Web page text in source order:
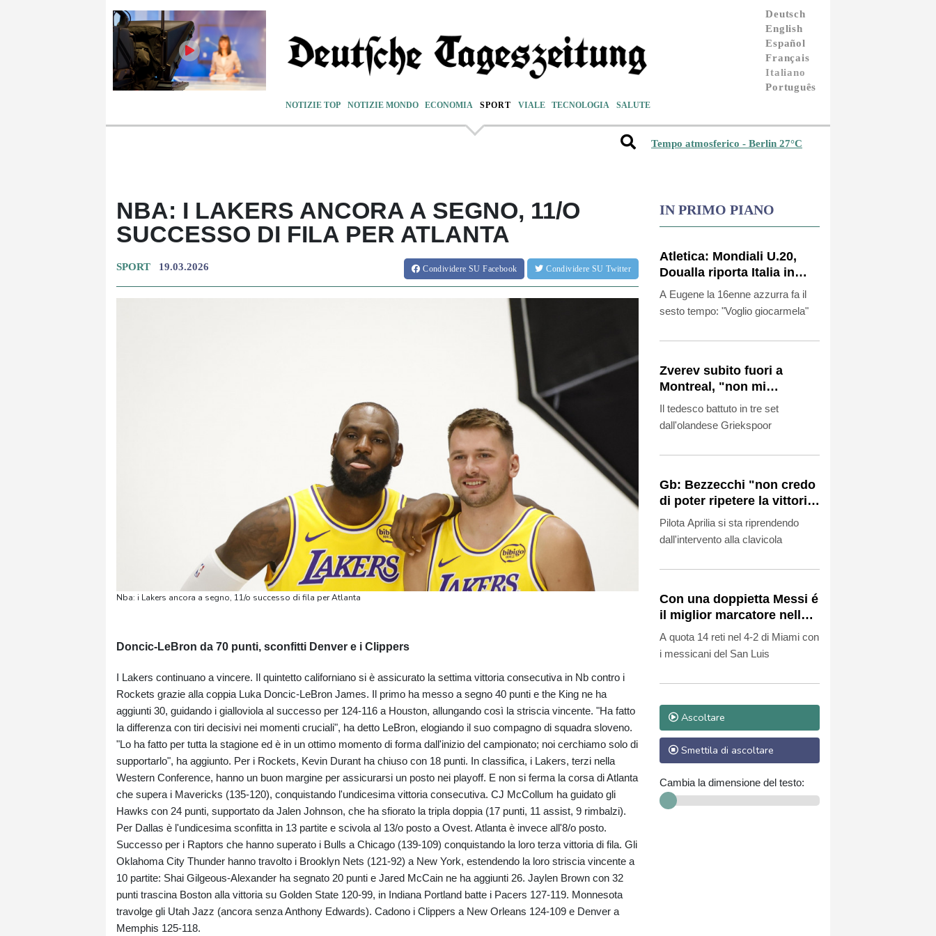
Deutsch
English
Español
Français
Italiano
Português
NOTIZIE TOP NOTIZIE MONDO ECONOMIA SPORT VIALE TECNOLOGIA SALUTE
Tempo atmosferico - Berlin 27°C
NBA: I LAKERS ANCORA A SEGNO, 11/O
SUCCESSO DI FILA PER ATLANTA
SPORT 19.03.2026 Condividere SU Facebook Condividere SU Twitter
Nba: i Lakers ancora a segno, 11/o successo di fila per Atlanta
Doncic-LeBron da 70 punti, sconfitti Denver e i Clippers
I Lakers continuano a vincere. Il quintetto californiano si è assicurato la settima vittoria consecutiva in Nb contro i
Rockets grazie alla coppia Luka Doncic-LeBron James. Il primo ha messo a segno 40 punti e the King ne ha
aggiunti 30, guidando i gialloviola al successo per 124-116 a Houston, allungando così la striscia vincente. "Ha fatto
la differenza con tiri decisivi nei momenti cruciali", ha detto LeBron, elogiando il suo compagno di squadra sloveno.
"Lo ha fatto per tutta la stagione ed è in un ottimo momento di forma dall'inizio del campionato; noi cerchiamo solo di
supportarlo", ha aggiunto. Per i Rockets, Kevin Durant ha chiuso con 18 punti. In classifica, i Lakers, terzi nella
Western Conference, hanno un buon margine per assicurarsi un posto nei playoff. E non si ferma la corsa di Atlanta
che supera i Mavericks (135-120), conquistando l'undicesima vittoria consecutiva. CJ McCollum ha guidato gli
Hawks con 24 punti, supportato da Jalen Johnson, che ha sfiorato la tripla doppia (17 punti, 11 assist, 9 rimbalzi).
Per Dallas è l'undicesima sconfitta in 13 partite e scivola al 13/o posto a Ovest. Atlanta è invece all'8/o posto.
Successo per i Raptors che hanno superato i Bulls a Chicago (139-109) conquistando la loro terza vittoria di fila. Gli
Oklahoma City Thunder hanno travolto i Brooklyn Nets (121-92) a New York, estendendo la loro striscia vincente a
10 partite: Shai Gilgeous-Alexander ha segnato 20 punti e Jared McCain ne ha aggiunti 26. Jaylen Brown con 32
punti trascina Boston alla vittoria su Golden State 120-99, in Indiana Portland batte i Pacers 127-119. Monnesota
travolge gli Utah Jazz (ancora senza Anthony Edwards). Cadono i Clippers a New Orleans 124-109 e Denver a
Memphis 125-118.
IN PRIMO PIANO
Atletica: Mondiali U.20,
Doualla riporta Italia in
finale 100 metri dopo 30
anni
A Eugene la 16enne azzurra fa il
sesto tempo: "Voglio giocarmela"
Zverev subito fuori a
Montreal, "non mi
aspettavo di giocare così
male"
Il tedesco battuto in tre set
dall'olandese Griekspoor
Gb: Bezzecchi "non credo
di poter ripetere la vittoria
del 2025"
Pilota Aprilia si sta riprendendo
dall'intervento alla clavicola
Con una doppietta Messi é
il miglior marcatore nella
Coppa di Lega
A quota 14 reti nel 4-2 di Miami con
i messicani del San Luis
Ascoltare
Smettila di ascoltare
Cambia la dimensione del testo: